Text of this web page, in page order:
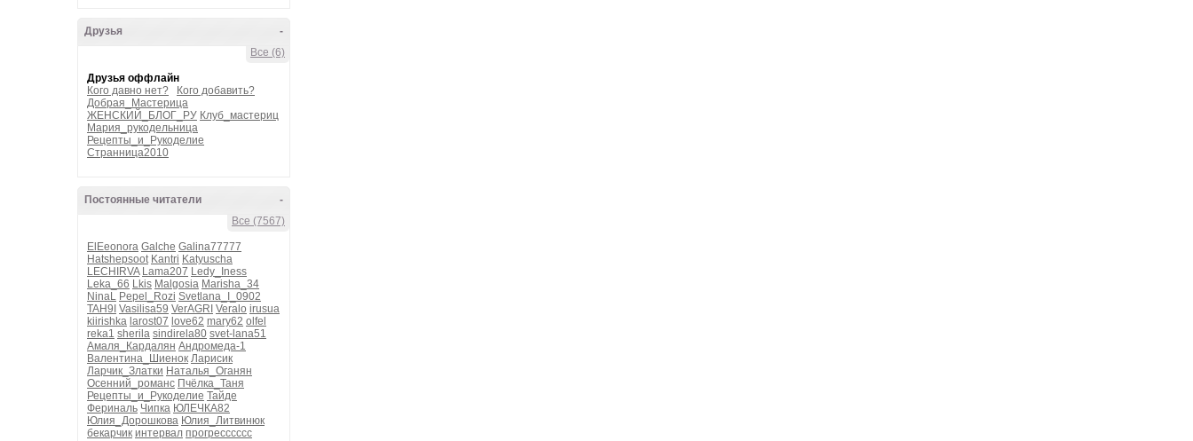
-
Друзья
Все (6)
Друзья оффлайн
Кого давно нет?
Кого добавить?
Добрая_Мастерица
ЖЕНСКИЙ_БЛОГ_РУ Клуб_мастериц
Мария_рукодельница
Рецепты_и_Рукоделие
Странница2010
-
Постоянные читатели
Все (7567)
ElEeonora Galche Galina77777
Hatshepsoot Kantri Katyuscha
LECHIRVA Lama207 Ledy_Iness
Leka_66 Lkis Malgosia Marisha_34
NinaL Pepel_Rozi Svetlana_I_0902
TAH9I Vasilisa59 VerAGRI Veralo irusua
kiirishka larost07 love62 mary62 olfel
reka1 sherila sindirela80 svet-lana51
Амаля_Кардалян Андромеда-1
Валентина_Шиенок Ларисик
Ларчик_Златки Наталья_Оганян
Осенний_романс Пчёлка_Таня
Рецепты_и_Рукоделие Тайде
Фериналь Чипка ЮЛЕЧКА82
Юлия_Дорошкова Юлия_Литвинюк
бекарчик интервал прогресссссс